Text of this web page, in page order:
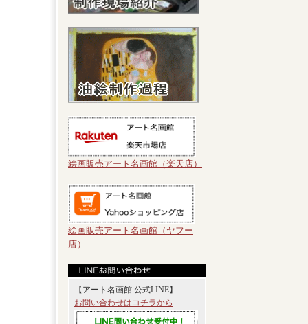
絵画販売アート名画館（楽天店）
絵画販売アート名画館（ヤフー
店）
【アート名画館 公式LINE】
お問い合わせはコチラから